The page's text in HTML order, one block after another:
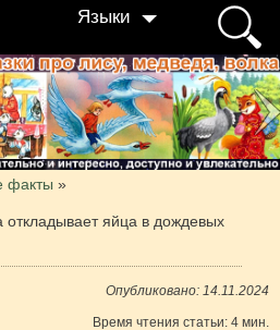
Языки
факты »
яйца в дождевых
Опубликовано: 14.11.2024
Время чтения статьи: 4 мин.